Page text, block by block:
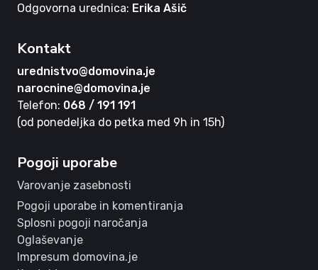
Odgovorna urednica: Erika Ašič
Kontakt
urednistvo@domovina.je
narocnine@domovina.je
Telefon: 068 / 191 191
(od ponedeljka do petka med 9h in 15h)
Pogoji uporabe
Varovanje zasebnosti
Pogoji uporabe in komentiranja
Splosni pogoji naročanja
Oglaševanje
Impresum domovina.je